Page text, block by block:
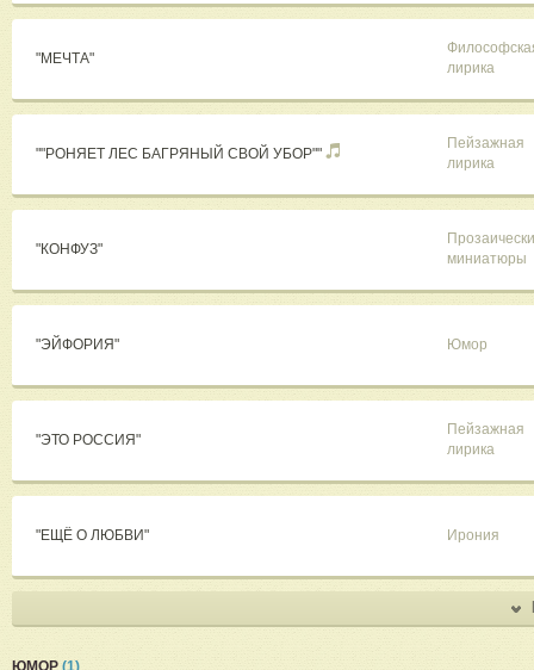
"МЕЧТА"
лирика
""РОНЯЕТ ЛЕС БАГРЯНЫЙ СВОЙ УБОР""
Пейзажная
лирика
"КОНФУЗ"
миниатюры
"ЭЙФОРИЯ" Юмор
"ЭТО РОССИЯ"
Пейзажная
лирика
"ЕЩЁ О ЛЮБВИ" Ирония
ЮМОР (1)